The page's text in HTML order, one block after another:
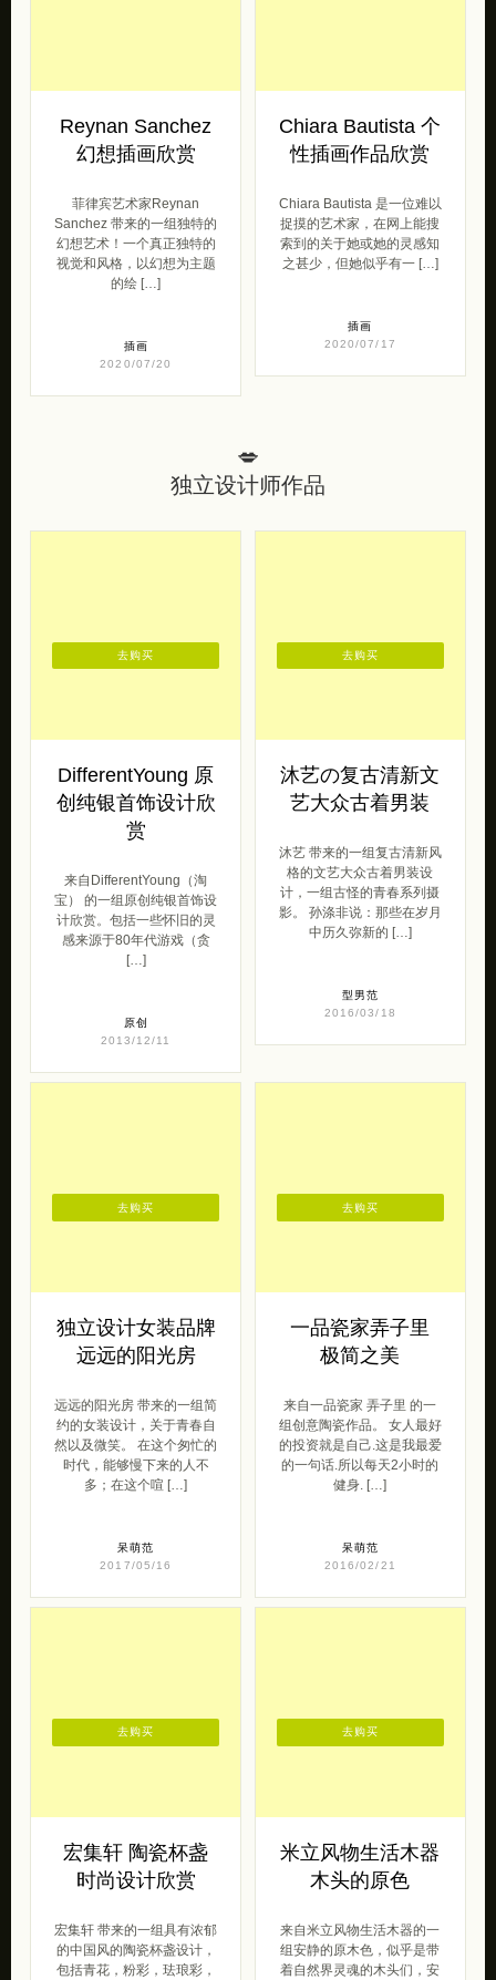
Reynan Sanchez
幻想插画欣赏
菲律宾艺术家Reynan
Sanchez 带来的一组独特的
幻想艺术！一个真正独特的
视觉和风格，以幻想为主题
的绘 […]
插画
2020/07/20
Chiara Bautista 个
性插画作品欣赏
Chiara Bautista 是一位难以
捉摸的艺术家，在网上能搜
索到的关于她或她的灵感知
之甚少，但她似乎有一 […]
插画
2020/07/17
💋
独立设计师作品
DifferentYoung 原
创纯银首饰设计欣
赏
来自DifferentYoung（淘
宝） 的一组原创纯银首饰设
计欣赏。包括一些怀旧的灵
感来源于80年代游戏（贪
[…]
原创
2013/12/11
去购买
沐艺の复古清新文
艺大众古着男装
沐艺 带来的一组复古清新风
格的文艺大众古着男装设
计，一组古怪的青春系列摄
影。 孙涤非说：那些在岁月
中历久弥新的 […]
型男范
2016/03/18
去购买
独立设计女装品牌
远远的阳光房
远远的阳光房 带来的一组简
约的女装设计，关于青春自
然以及微笑。 在这个匆忙的
时代，能够慢下来的人不
多；在这个喧 […]
呆萌范
2017/05/16
去购买
一品瓷家弄子里
极简之美
来自一品瓷家 弄子里 的一
组创意陶瓷作品。 女人最好
的投资就是自己.这是我最爱
的一句话.所以每天2小时的
健身. […]
呆萌范
2016/02/21
去购买
宏集轩 陶瓷杯盏
时尚设计欣赏
宏集轩 带来的一组具有浓郁
的中国风的陶瓷杯盏设计，
包括青花，粉彩，珐琅彩，
去购买
米立风物生活木器
木头的原色
来自米立风物生活木器的一
组安静的原木色，似乎是带
着自然界灵魂的木头们，安
去购买